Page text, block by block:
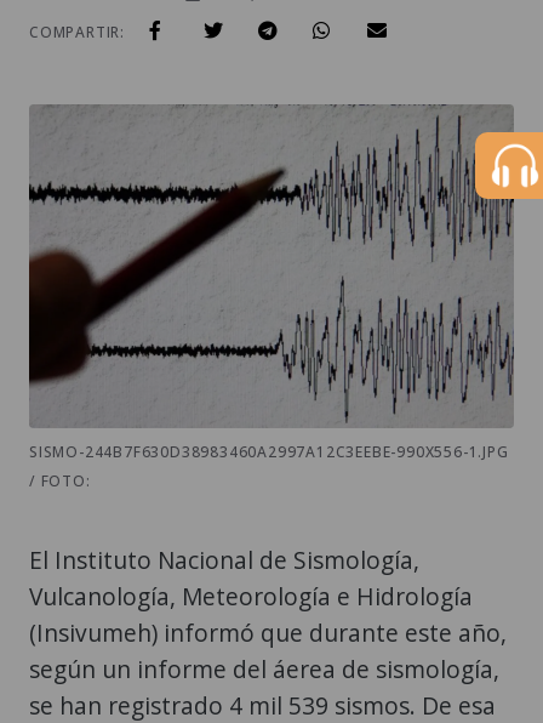
COMPARTIR:
SISMO-244B7F630D38983460A2997A12C3EEBE-990X556-1.JPG
/ FOTO:
El Instituto Nacional de Sismología,
Vulcanología, Meteorología e Hidrología
(Insivumeh) informó que durante este año,
según un informe del áerea de sismología,
se han registrado 4 mil 539 sismos. De esa